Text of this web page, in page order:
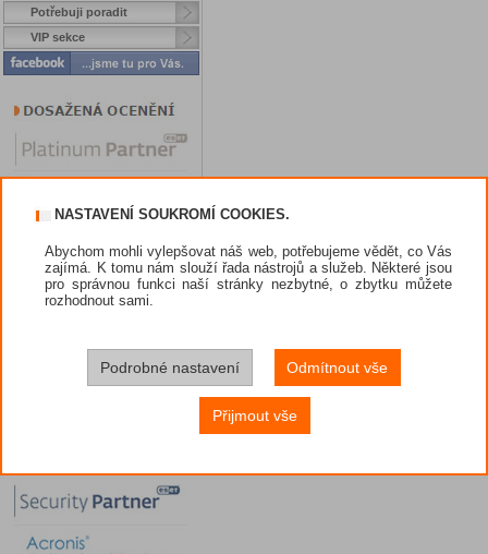
Potřebuji poradit
VIP sekce
NASTAVENÍ SOUKROMÍ COOKIES.
Abychom mohli vylepšovat náš web, potřebujeme vědět, co Vás
zajímá. K tomu nám slouží řada nástrojů a služeb. Některé jsou
pro správnou funkci naší stránky nezbytné, o zbytku můžete
rozhodnout sami.
Podrobné nastavení Odmítnout vše
Přijmout vše